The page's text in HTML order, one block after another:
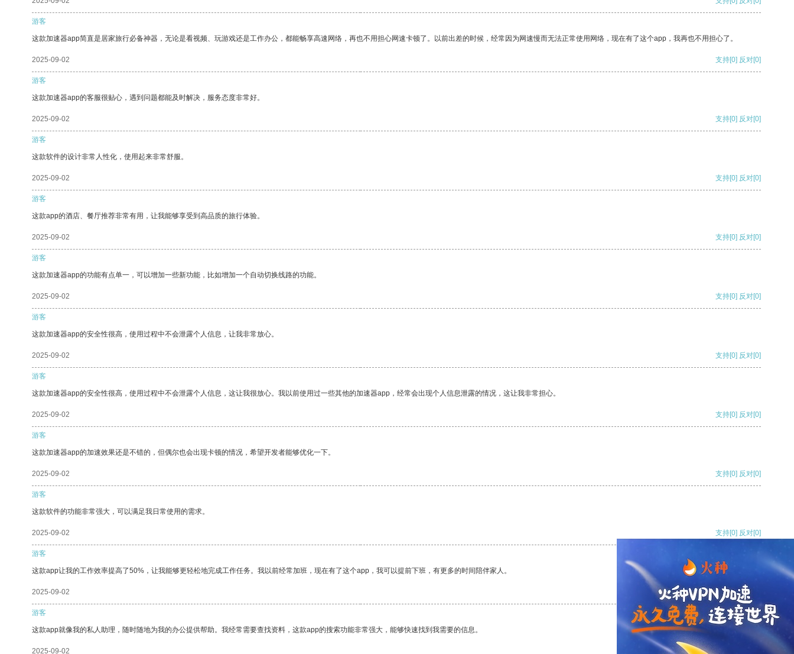
游客
这款加速器app简直是居家旅行必备神器，无论是看视频、玩游戏还是工作办公，都能畅享高速网络，再也不用担心网速卡顿了。以前出差的时候，经常因为网速慢而无法正常使用网络，现在有了这个app，我再也不用担心了。
2025-09-02 支持[0] 反对[0]
游客
这款加速器app的客服很贴心，遇到问题都能及时解决，服务态度非常好。
2025-09-02 支持[0] 反对[0]
游客
这款软件的设计非常人性化，使用起来非常舒服。
2025-09-02 支持[0] 反对[0]
游客
这款app的酒店、餐厅推荐非常有用，让我能够享受到高品质的旅行体验。
2025-09-02 支持[0] 反对[0]
游客
这款加速器app的功能有点单一，可以增加一些新功能，比如增加一个自动切换线路的功能。
2025-09-02 支持[0] 反对[0]
游客
这款加速器app的安全性很高，使用过程中不会泄露个人信息，让我非常放心。
2025-09-02 支持[0] 反对[0]
游客
这款加速器app的安全性很高，使用过程中不会泄露个人信息，这让我很放心。我以前使用过一些其他的加速器app，经常会出现个人信息泄露的情况，这让我非常担心。
2025-09-02 支持[0] 反对[0]
游客
这款加速器app的加速效果还是不错的，但偶尔也会出现卡顿的情况，希望开发者能够优化一下。
2025-09-02 支持[0] 反对[0]
游客
这款软件的功能非常强大，可以满足我日常使用的需求。
2025-09-02 支持[0] 反对[0]
游客
这款app让我的工作效率提高了50%，让我能够更轻松地完成工作任务。我以前经常加班，现在有了这个app，我可以提前下班，有更多的时间陪伴家人。
2025-09-02 支持[0] 反对
游客
这款app就像我的私人助理，随时随地为我的办公提供帮助。我经常需要查找资料，这款app的搜索功能非常强大，能够快速找到我需要的信息。
2025-09-02 支持